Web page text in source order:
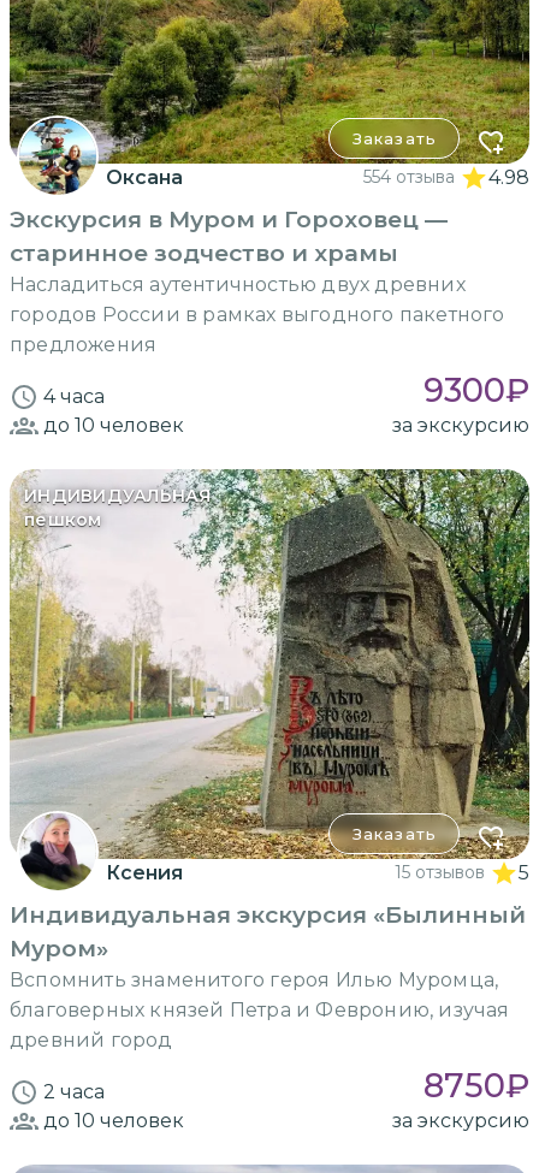
Заказать
Оксана 554 отзыва 4.98
Экскурсия в Муром и Гороховец —
старинное зодчество и храмы
Насладиться аутентичностью двух древних
городов России в рамках выгодного пакетного
предложения
4 часа 9300₽
до 10 человек за экскурсию
ИНДИВИДУАЛЬНАЯ
пешком
Заказать
Ксения 15 отзывов 5
Индивидуальная экскурсия «Былинный
Муром»
Вспомнить знаменитого героя Илью Муромца,
благоверных князей Петра и Февронию, изучая
древний город
2 часа 8750₽
до 10 человек за экскурсию